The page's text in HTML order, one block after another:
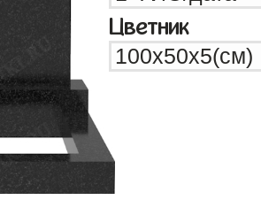
Цветник